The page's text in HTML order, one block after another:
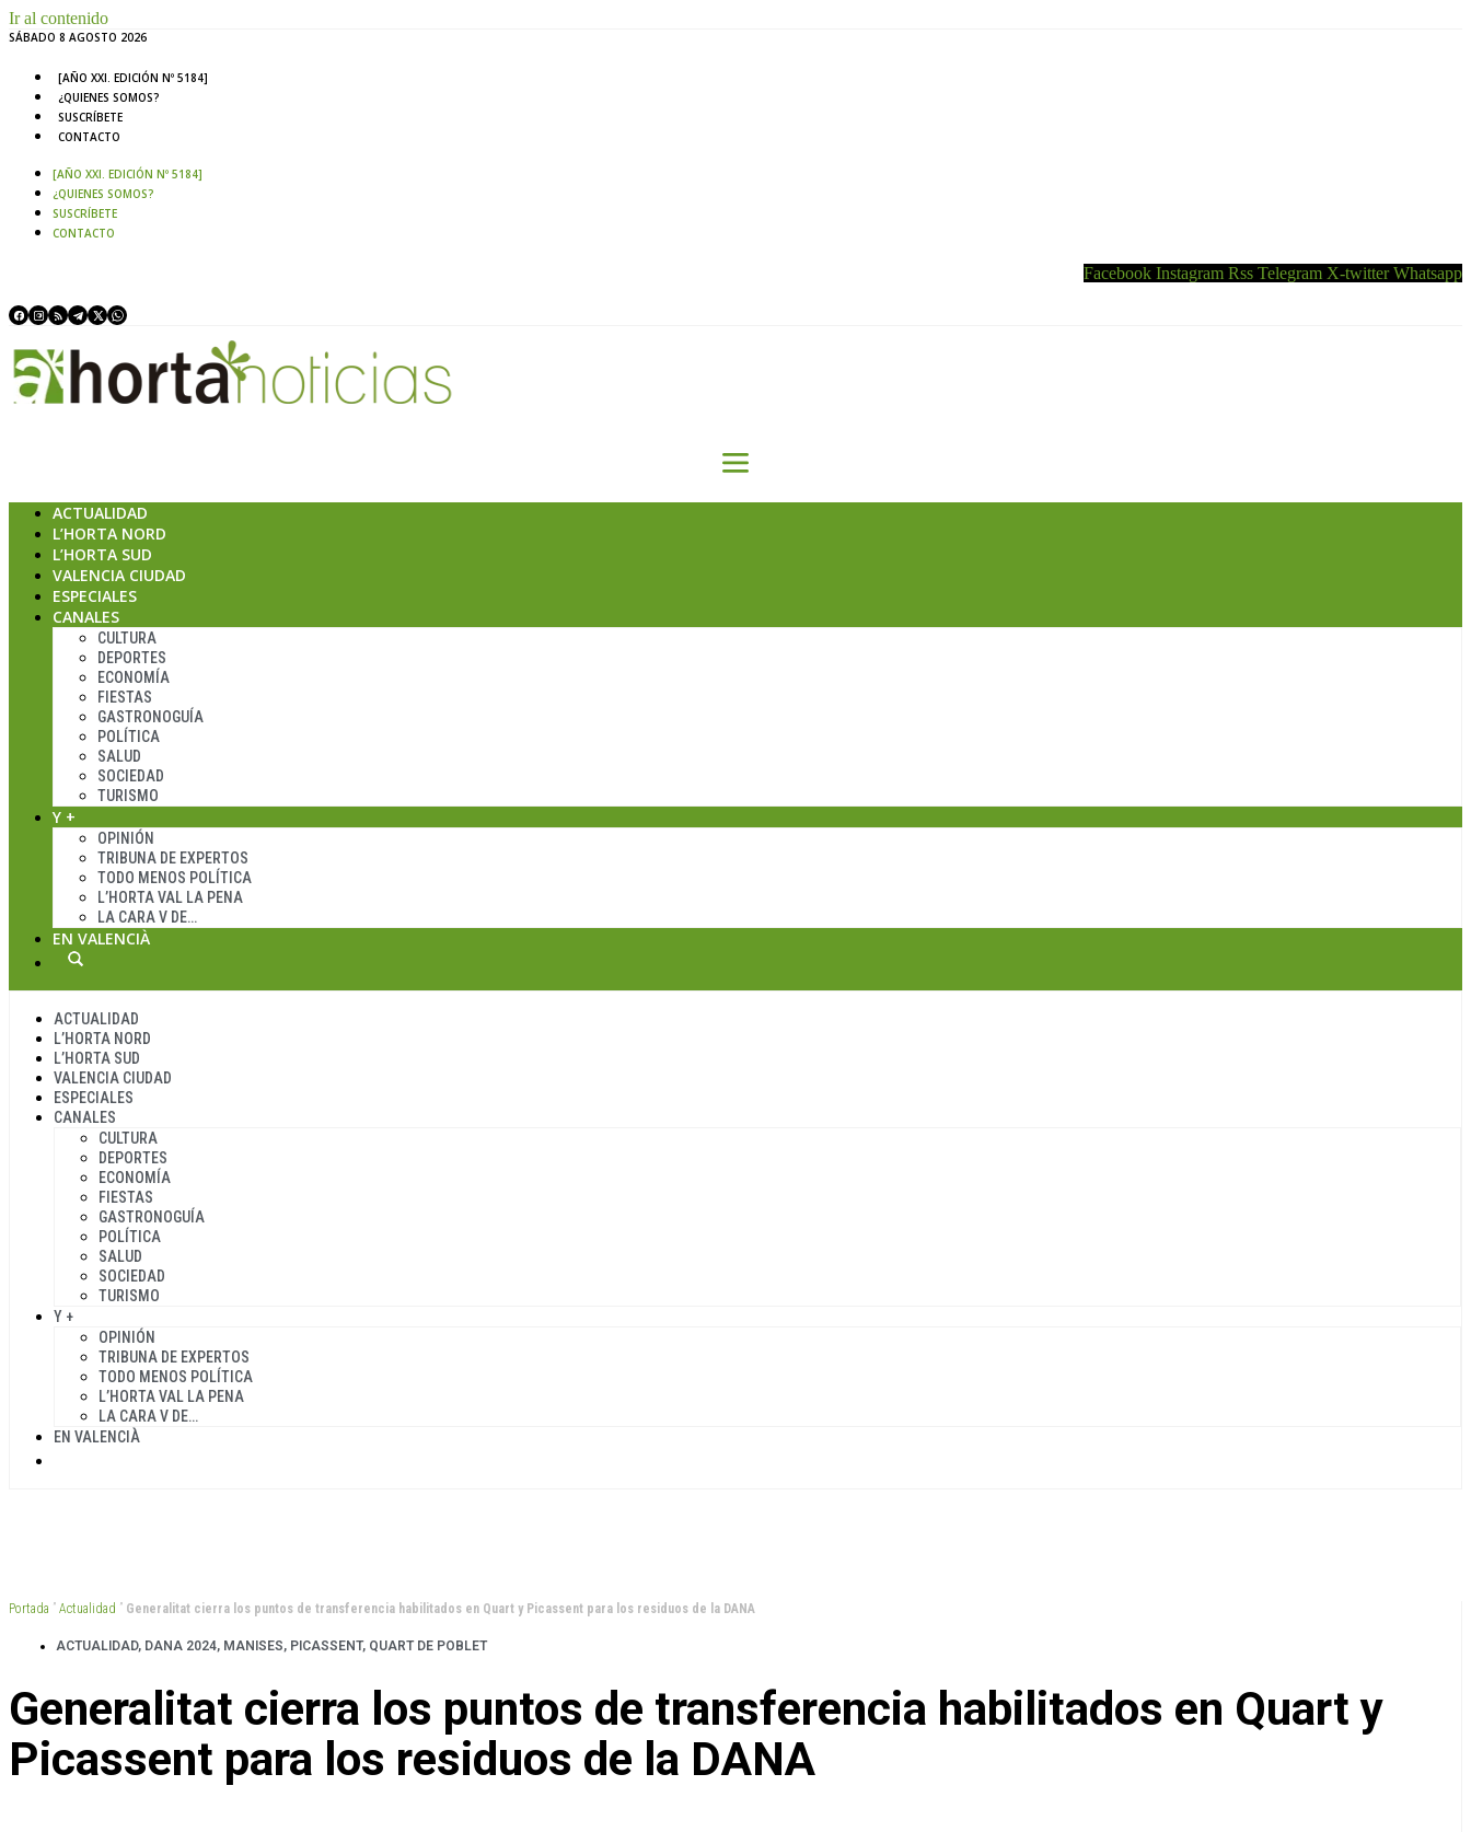
Ir al contenido
SÁBADO 8 AGOSTO 2026
[AÑO XXI. EDICIÓN Nº 5184]
¿QUIENES SOMOS?
SUSCRÍBETE
CONTACTO
[AÑO XXI. EDICIÓN Nº 5184]
¿QUIENES SOMOS?
SUSCRÍBETE
CONTACTO
Facebook Instagram Rss Telegram X-twitter Whatsapp
ACTUALIDAD
L’HORTA NORD
L’HORTA SUD
VALENCIA CIUDAD
ESPECIALES
CANALES
CULTURA
DEPORTES
ECONOMÍA
FIESTAS
GASTRONOGUÍA
POLÍTICA
SALUD
SOCIEDAD
TURISMO
Y +
OPINIÓN
TRIBUNA DE EXPERTOS
TODO MENOS POLÍTICA
L’HORTA VAL LA PENA
LA CARA V DE…
EN VALENCIÀ
ACTUALIDAD
L’HORTA NORD
L’HORTA SUD
VALENCIA CIUDAD
ESPECIALES
CANALES
CULTURA
DEPORTES
ECONOMÍA
FIESTAS
GASTRONOGUÍA
POLÍTICA
SALUD
SOCIEDAD
TURISMO
Y +
OPINIÓN
TRIBUNA DE EXPERTOS
TODO MENOS POLÍTICA
L’HORTA VAL LA PENA
LA CARA V DE…
EN VALENCIÀ
Portada ” Actualidad ” Generalitat cierra los puntos de transferencia habilitados en Quart y Picassent para los residuos de la DANA
ACTUALIDAD, DANA 2024, MANISES, PICASSENT, QUART DE POBLET
Generalitat cierra los puntos de transferencia habilitados en Quart y
Picassent para los residuos de la DANA